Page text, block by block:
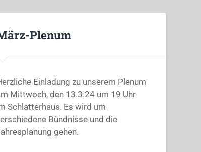
Plenum
Einladung zu unserem Plenum
Mittwoch, den 13.3.24 um 19 Uhr
Schlatterhaus. Es wird um
Bündnisse und die
gehen.